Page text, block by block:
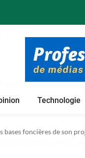
Technologie
bases foncières de son